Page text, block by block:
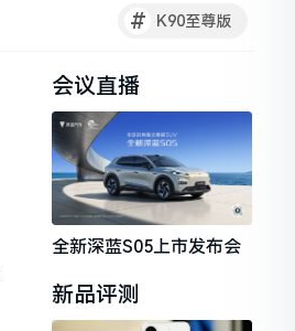
# K90至尊版
会议直播
全新深蓝S05上市发布会
新品评测